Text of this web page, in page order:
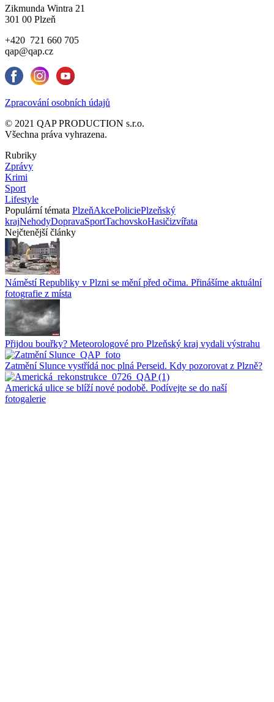
Zikmunda Wintra 21
301 00 Plzeň
+420 721 660 705
qap@qap.cz
Zpracování osobních údajů
© 2021 QAP PRODUCTION s.r.o.
Všechna práva vyhrazena.
Rubriky
Zprávy
Krimi
Sport
Lifestyle
Populární témata PlzeňAkcePoliciePlzeňský
krajNehodyDopravaSportTachovskoHasičizvířata
Nejčtenější články
Náměstí Republiky v Plzni se mění před očima. Přinášíme aktuální
fotografie z místa
Přijdou bouřky? Meteorologové pro Plzeňský kraj vydali výstrahu
Zatmění Slunce vystřídá noc plná Perseid. Kdy pozorovat z Plzně?
Americká ulice se blíží nové podobě. Podívejte se do naší
fotogalerie